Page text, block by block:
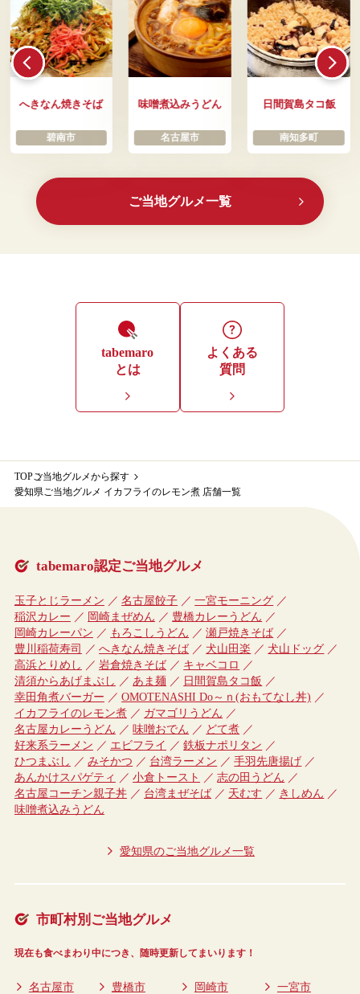
へきなん焼きそば
碧南市
味噌煮込みうどん
名古屋市
日間賀島タコ飯
南知多町
ご当地グルメ一覧
tabemaro
とは
よくある
質問
TOPご当地グルメから探す
愛知県ご当地グルメ イカフライのレモン煮 店舗一覧
tabemaro認定ご当地グルメ
玉子とじラーメン 名古屋餃子
一宮モーニング
稲沢カレー
岡崎まぜめん
豊橋カレーうどん
岡崎カレーパン
もろこしうどん
瀬戸焼きそば
豊川稲荷寿司
へきなん焼きそば 犬山田楽
犬山ドッグ
高浜とりめし
岩倉焼きそば
キャベコロ
清須からあげまぶし
あま麺
日間賀島タコ飯
幸田角煮バーガー
OMOTENASHI Do～ｎ(おもてなし丼)
イカフライのレモン煮
ガマゴリうどん
名古屋カレーうどん
味噌おでん
どて煮
好来系ラーメン
エビフライ
鉄板ナポリタン
ひつまぶし
みそかつ 台湾ラーメン
手羽先唐揚げ
あんかけスパゲティ
小倉トースト
志の田うどん
名古屋コーチン親子丼
台湾まぜそば 天むす
きしめん
味噌煮込みうどん
愛知県のご当地グルメ一覧
市町村別ご当地グルメ
現在も食べまわり中につき、随時更新してまいります！
名古屋市 豊橋市 岡崎市
一宮市